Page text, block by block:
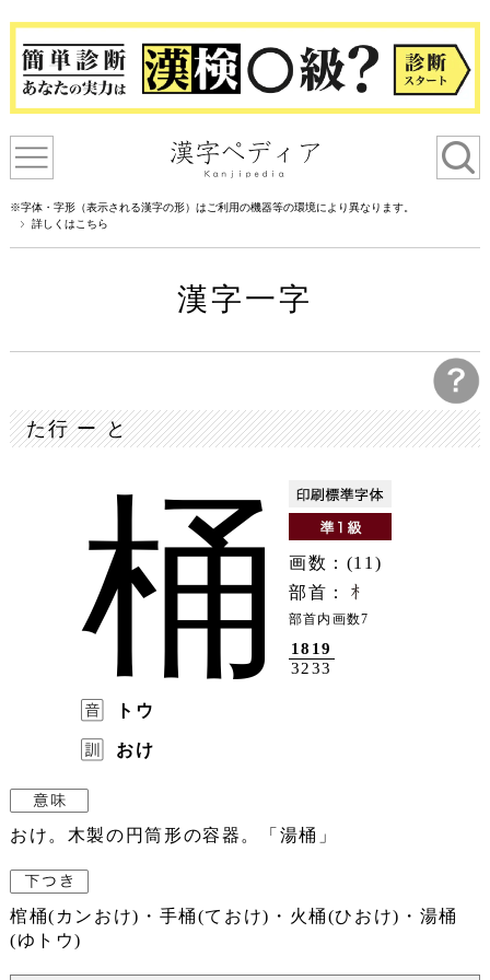
※字体・字形（表示される漢字の形）はご利用の機器等の環境により異なります。
詳しくはこちら
漢字一字
た行 ー と
桶
画数：(11)
部首：
部首内画数7
1819
3233
トウ
おけ
おけ。木製の円筒形の容器。「湯桶」
棺桶(カンおけ)・手桶(ておけ)・火桶(ひおけ)・湯桶
(ゆトウ)